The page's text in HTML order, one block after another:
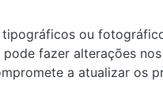
ou
fazer alterações
a atualizar os